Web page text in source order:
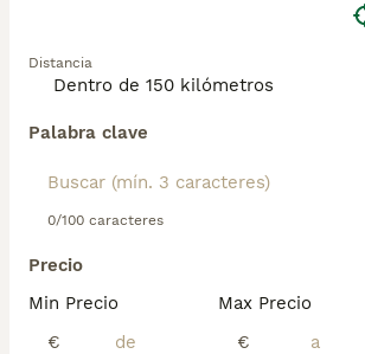
Distancia
Palabra clave
0/100 caracteres
Precio
Min Precio
€
Max Precio
€